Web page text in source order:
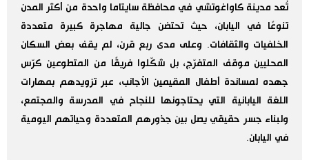
صور
أشخاص
تجارب وآراء
سياسة
الأكثر تفاعلا
اللغة اليابانية
موسوعة اليابان
هو وهي
تواصل معنا
تُعد مدينة كاواغوتشي في محافظة سايتاما واحدة من أكثر المدن
تنوعًا في اليابان، حيث تحتضن جالية مهاجرة كبيرة متعددة
الخلفيات والثقافات. وعلى مدى ربع قرن، لم يقف بعض السكان
المحليين موقف المتفرّج، بل شكّلوا فريقًا من المتطوعين كرّس
جهده لمساندة أطفال المقيمين الأجانب، عبر تزويدهم بمهارات
اللغة اليابانية التي يحتاجونها للنجاح في المدرسة والمجتمع،
ولبناء جسر حقيقي يصل بين جذورهم المتعددة وحياتهم اليومية
في اليابان.